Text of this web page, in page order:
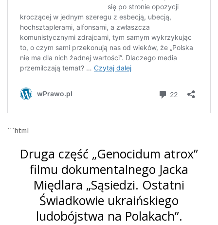
```html
Druga część „Genocidum atrox”
filmu dokumentalnego Jacka
Międlara „Sąsiedzi. Ostatni
Świadkowie ukraińskiego
ludobójstwa na Polakach”.